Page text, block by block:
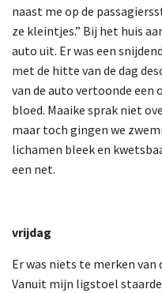
naast me op de
ze kleintjes.” Bij het huis
auto uit. Er was een
met de hitte van de dag
van de auto vertoonde een
bloed. Maaike sprak niet
maar toch gingen we
lichamen bleek en
een net.
vrijdag
Er was niets te merken
Vanuit mijn ligstoel